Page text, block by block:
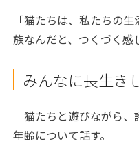
「猫たちは、私たちの
族なんだと、つくづく感
みんなに長生き
猫たちと遊びながら、
年齢について話す。